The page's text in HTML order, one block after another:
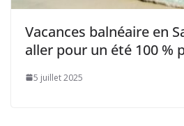
Vacances balnéaire en
aller pour un été 100 %
5 juillet 2025